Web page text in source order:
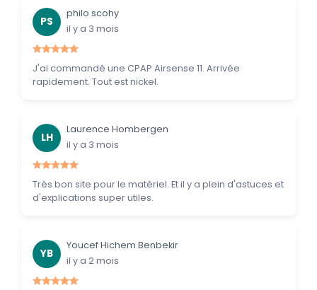
PS
philo scohy
il y a 3 mois
J'ai commandé une CPAP Airsense 11. Arrivée
rapidement. Tout est nickel.
LH
Laurence Hombergen
il y a 3 mois
Très bon site pour le matériel. Et il y a plein d'astuces et
d'explications super utiles.
YB
Youcef Hichem Benbekir
il y a 2 mois